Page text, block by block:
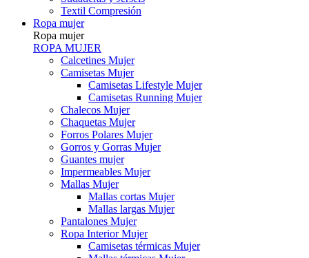
Textil Compresión
Ropa mujer
Ropa mujer
ROPA MUJER
Calcetines Mujer
Camisetas Mujer
Camisetas Lifestyle Mujer
Camisetas Running Mujer
Chalecos Mujer
Chaquetas Mujer
Forros Polares Mujer
Gorros y Gorras Mujer
Guantes mujer
Impermeables Mujer
Mallas Mujer
Mallas cortas Mujer
Mallas largas Mujer
Pantalones Mujer
Ropa Interior Mujer
Camisetas térmicas Mujer